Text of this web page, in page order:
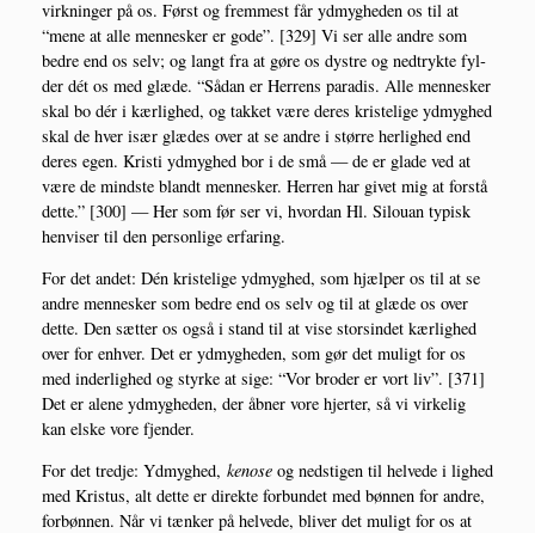
virk­nin­ger på os. Først og frem­mest får ydmyg­he­den os til at
“mene at alle men­ne­sker er gode”. [329] Vi ser alle andre som
bed­re end os selv; og langt fra at gøre os dystre og ned­tryk­te fyl­
der dét os med glæ­de. “Sådan er Her­rens para­dis. Alle men­ne­sker
skal bo dér i kær­lig­hed, og tak­ket være deres kri­ste­li­ge ydmyg­hed
skal de hver især glæ­des over at se andre i stør­re her­lig­hed end
deres egen. Kri­sti ydmyg­hed bor i de små — de er gla­de ved at
være de mind­ste blandt men­ne­sker. Her­ren har givet mig at for­stå
det­te.” [300] — Her som før ser vi, hvor­dan Hl. Silou­an typisk
hen­vi­ser til den per­son­li­ge erfaring.
For det andet: Dén kri­ste­li­ge ydmyg­hed, som hjæl­per os til at se
andre men­ne­sker som bed­re end os selv og til at glæ­de os over
det­te. Den sæt­ter os også i stand til at vise stor­sin­det kær­lig­hed
over for enhver. Det er ydmyg­he­den, som gør det muligt for os
med inder­lig­hed og styr­ke at sige: “Vor bro­der er vort liv”. [371]
Det er ale­ne ydmyg­he­den, der åbner vore hjer­ter, så vi vir­ke­lig
kan elske vore fjender.
For det tred­je: Ydmyg­hed, keno­se og nedsti­gen til hel­ve­de i lig­hed
med Kristus, alt det­te er direk­te for­bun­det med bøn­nen for andre,
for­bøn­nen. Når vi tæn­ker på hel­ve­de, bli­ver det muligt for os at